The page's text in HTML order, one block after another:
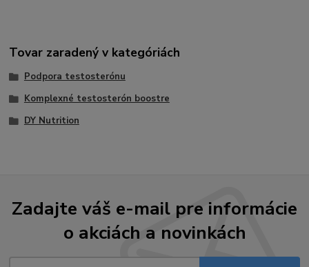
Tovar zaradený v kategóriách
Podpora testosterónu
Komplexné testosterón boostre
DY Nutrition
Zadajte váš e-mail pre informácie
o akciách a novinkách